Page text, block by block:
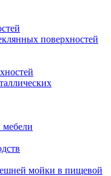
поверхностей
мебели
мойки в пищевой